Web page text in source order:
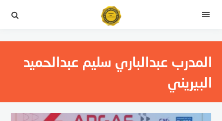
القائمة
المدرب عبدالباري سليم عبدالحميد
البيريني